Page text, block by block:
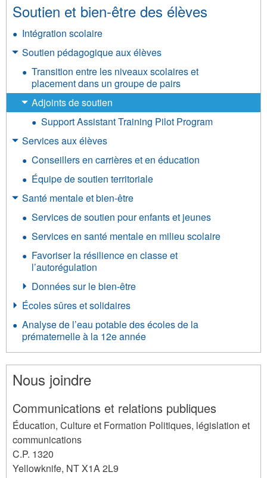
Soutien et bien-être des élèves
Intégration scolaire
Soutien pédagogique aux élèves
Transition entre les niveaux scolaires et
placement dans un groupe de pairs
Adjoints de soutien
Support Assistant Training Pilot Program
Services aux élèves
Conseillers en carrières et en éducation
Équipe de soutien territoriale
Santé mentale et bien-être
Services de soutien pour enfants et jeunes
Services en santé mentale en milieu scolaire
Favoriser la résilience en classe et
l’autorégulation
Données sur le bien-être
Écoles sûres et solidaires
Analyse de l’eau potable des écoles de la
prématernelle à la 12e année
Nous joindre
Communications et relations publiques
Éducation, Culture et Formation Politiques, législation et
communications
C.P. 1320
Yellowknife, NTX1A 2L9